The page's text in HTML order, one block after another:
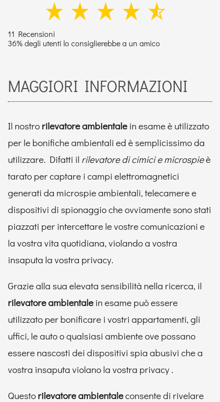
11 Recensioni
36% degli utenti lo consiglierebbe a un amico
MAGGIORI INFORMAZIONI
Il nostro rilevatore ambientalein esame è utilizzato
per le bonifiche ambientali ed è semplicissimo da
utilizzare. Difatti il rilevatore di cimici e microspieè
tarato per captare i campi elettromagnetici
generati da microspie ambientali, telecamere e
dispositivi di spionaggio che ovviamente sono stati
piazzati per intercettare le vostre comunicazioni e
la vostra vita quotidiana, violando a vostra
insaputa la vostra privacy.
Grazie alla sua elevata sensibilità nella ricerca, il
rilevatore ambientalein esame può essere
utilizzato per bonificare i vostri appartamenti, gli
uffici, le auto o qualsiasi ambiente ove possano
essere nascosti dei dispositivi spia abusivi che a
vostra insaputa violano la vostra privacy .
Questo rilevatore ambientaleconsente di rivelare